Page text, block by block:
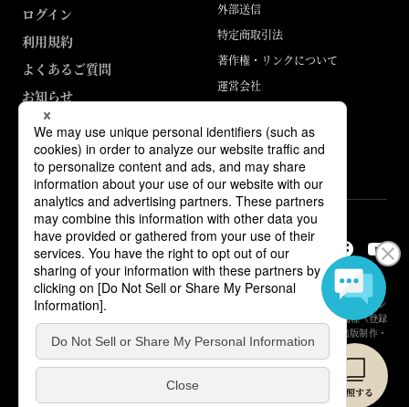
ログイン
利用規約
よくあるご質問
お知らせ
外部送信
特定商取引法
著作権・リンクについて
運営会社
ABJマークは、この電子書店・電子書籍配信サービスが、著作権者からコン
テンツ使用許諾を得た正規版配信サービスであることを示す登録商標（登録
番号 第6091713号）です。詳しくは［ABJマーク］または［電子出版制作・
流通協議会］で検索してください。
© Yuhikaku Publishing Co., Ltd.